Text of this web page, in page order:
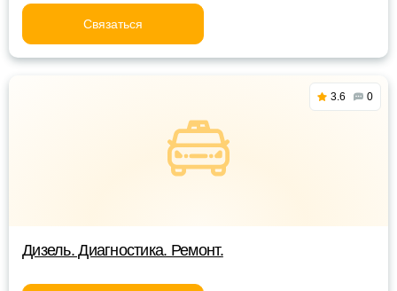
Связаться
3.6 0
Дизель. Диагностика. Ремонт.